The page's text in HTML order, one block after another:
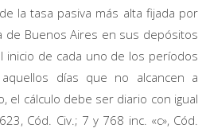
la tasa pasiva más alta fijada por
de Buenos Aires en sus depósitos
inicio de cada uno de los períodos
días que no alcancen a
el cálculo debe ser diario con igual
Cód. Civ.; 7 y 768 inc. «c», Cód.